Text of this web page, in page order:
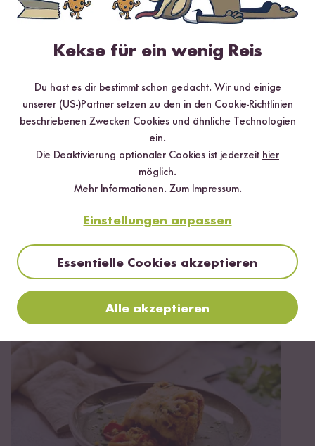
Mehr Rezepte mit Basmati Reis Pusa
Vegetarisch
Tahdig á la Eggs Benedict mit Cashew
Hollandaise
Kekse für ein wenig Reis
Du hast es dir bestimmt schon gedacht. Wir und einige
unserer (US-)Partner setzen zu den in den Cookie-Richtlinien
beschriebenen Zwecken Cookies und ähnliche Technologien
ein.
Die Deaktivierung optionaler Cookies ist jederzeit hier
möglich.
Mehr Informationen. Zum Impressum.
Einstellungen anpassen
Essentielle Cookies akzeptieren
Alle akzeptieren